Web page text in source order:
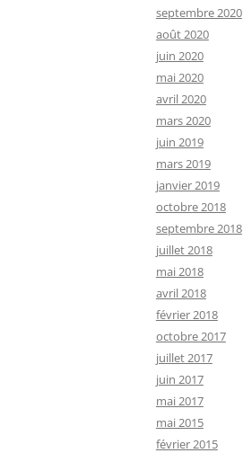
septembre 2020
août 2020
juin 2020
mai 2020
avril 2020
mars 2020
juin 2019
mars 2019
janvier 2019
octobre 2018
septembre 2018
juillet 2018
mai 2018
avril 2018
février 2018
octobre 2017
juillet 2017
juin 2017
mai 2017
mai 2015
février 2015